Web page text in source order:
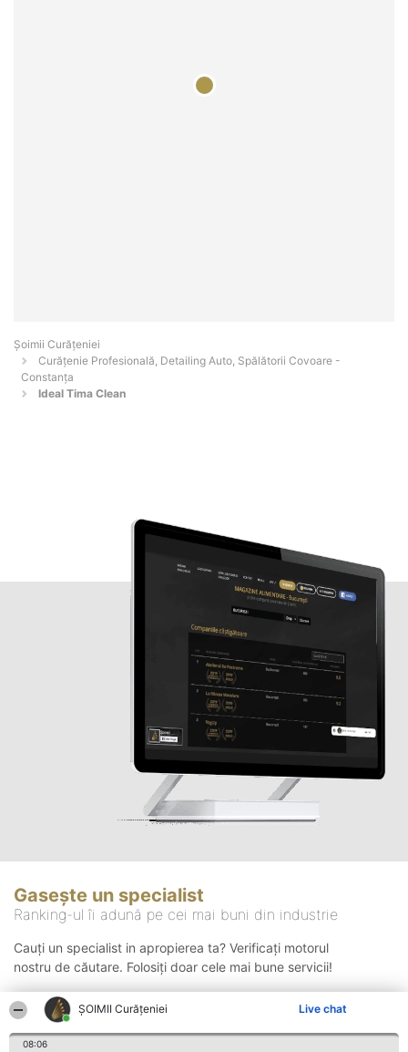
ȘOIMII Curățeniei Live chat
08:06
Șoimii Curățeniei
Curățenie Profesională, Detailing Auto, Spălătorii Covoare -
Constanţa
Ideal Tima Clean
Gasește un specialist
Ranking-ul îi adună pe cei mai buni din industrie
Cauți un specialist in apropierea ta? Verificați motorul
nostru de căutare. Folosiți doar cele mai bune servicii!